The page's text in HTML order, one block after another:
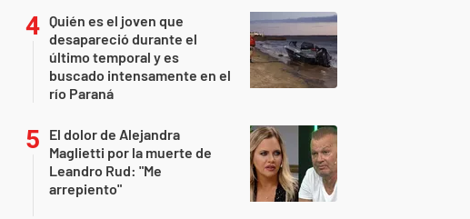
Quién es el joven que
desapareció durante el
último temporal y es
buscado intensamente en el
río Paraná
El dolor de Alejandra
Maglietti por la muerte de
Leandro Rud: "Me
arrepiento"